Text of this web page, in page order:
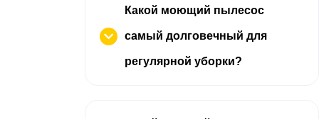
Какой моющий пылесос
самый долговечный для
регулярной уборки?